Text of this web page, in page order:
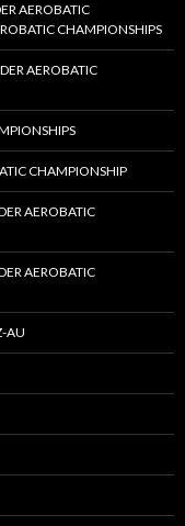
AEROBATIC
CHAMPIONSHIPS
AEROBATIC
CHAMPIONSHIP
AEROBATIC
AEROBATIC
AU